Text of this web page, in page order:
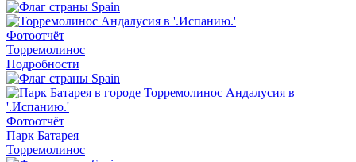
Фотоотчёт
Торремолинос
Подробности
Фотоотчёт
Парк Батарея
Торремолинос